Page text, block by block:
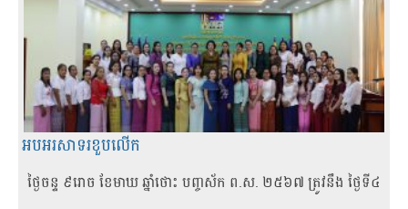
អបអរសាទរខួបលើក
ថ្ងៃចន្ទ ៩រោច ខែមាឃ ឆ្នាំថោះ បញ្ចស័ក ព.ស. ២៥៦៧ ត្រូវនឹង ថ្ងៃទី៤